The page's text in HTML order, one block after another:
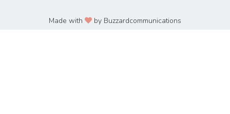
Made with by Buzzardcommunications